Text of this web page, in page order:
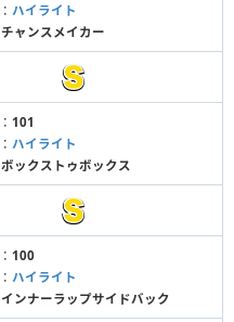
： ハイライト
チャンスメイカー
： 101
： ハイライト
ボックストゥボックス
： 100
： ハイライト
インナーラップサイドバック